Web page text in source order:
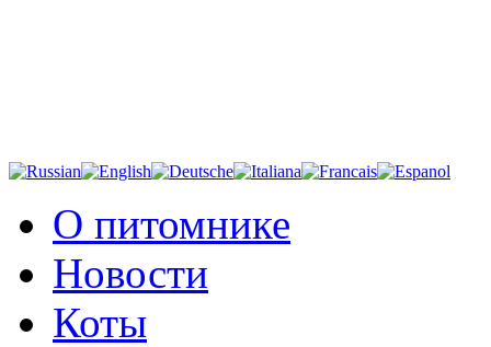
О питомнике
Новости
Коты